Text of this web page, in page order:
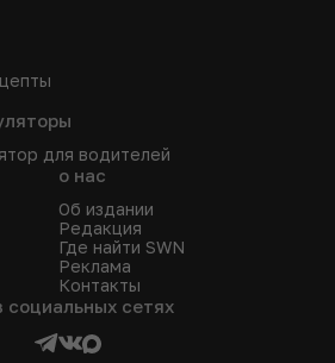
для водителей
о нас
Об издании
Редакция
Где найти SWN
Реклама
Контакты
социальных сетях